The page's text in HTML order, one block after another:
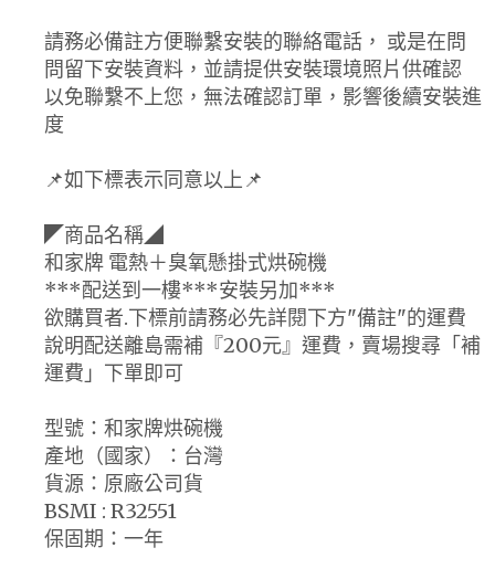
請務必備註方便聯繫安裝的聯絡電話， 或是在問
問留下安裝資料，並請提供安裝環境照片供確認
以免聯繫不上您，無法確認訂單，影響後續安裝進
度
📌如下標表示同意以上📌
◤商品名稱◢
和家牌 電熱＋臭氧懸掛式烘碗機
***配送到一樓***安裝另加***
欲購買者.下標前請務必先詳閱下方"備註"的運費
說明配送離島需補『200元』運費，賣場搜尋「補
運費」下單即可
型號：和家牌烘碗機
產地（國家）：台灣
貨源：原廠公司貨
BSMI : R32551
保固期：一年